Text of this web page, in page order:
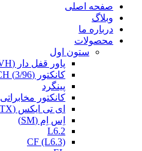
صفحه اصلی
وبلاگ
درباره ما
محصولات
ستون اول
پاور قفل دار (VH)
کانکتور (3/96) CH
پینگرد
کانکتور مخابراتی
ای تی ایکس (ATX)
اِس اِم (SM)
L6.2
CF (L6.3)